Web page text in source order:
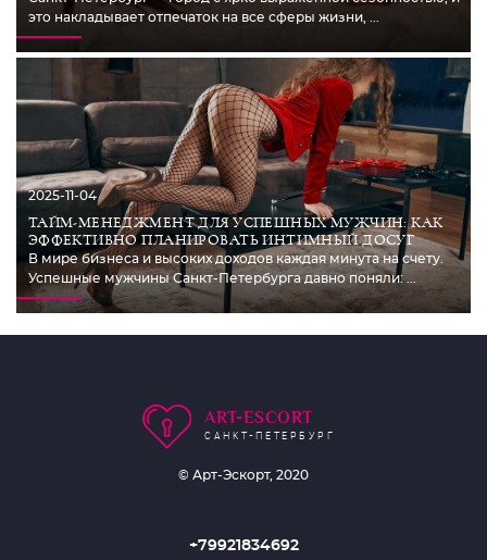
это накладывает отпечаток на все сферы жизни, ...
2025-11-04
ТАЙМ-МЕНЕДЖМЕНТ ДЛЯ УСПЕШНЫХ МУЖЧИН: КАК
ЭФФЕКТИВНО ПЛАНИРОВАТЬ ИНТИМНЫЙ ДОСУГ
В мире бизнеса и высоких доходов каждая минута на счету.
Успешные мужчины Санкт-Петербурга давно поняли: ...
ART-ESCORT
САНКТ-ПЕТЕРБУРГ
© Арт-Эскорт, 2020
+79921834692